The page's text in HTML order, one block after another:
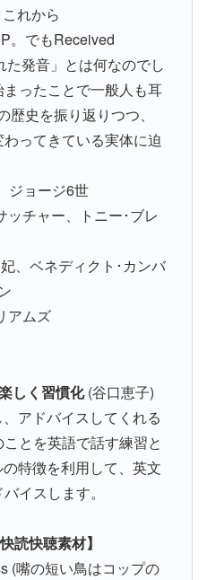
れから
。でもReceived
発音」とは何なのでし
ったことで一般人も耳
史を振り返りつつ、
ってきている実体に迫
ジョージ6世
ッチャー、トニー･ブレ
、ベネディクト･カンバ
アムズ
しく習慣化(谷口恵子)
アドバイスしてくれる
とを英語で話す練習と
特徴を利用して、英文
イスします。
読快聴素材】
(嘴の短い鳥はコップの